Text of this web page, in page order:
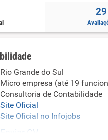
29
Rio Grande do Sul
Micro empresa (até 19
Consultoria de Contabilidade
Site Oficial
Site Oficial no Infojobs
Enviar CV